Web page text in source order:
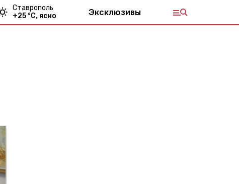
Ставрополь
+25 °С, ясно Эксклюзивы